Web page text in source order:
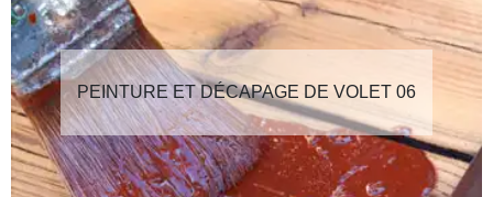
PEINTURE ET DÉCAPAGE DE VOLET 06